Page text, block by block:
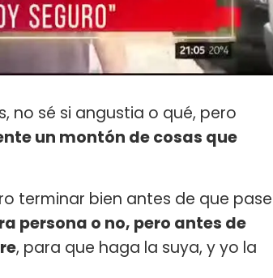
no sé si angustia o qué, pero
un montón de cosas que
terminar bien antes de que pase
persona o no, pero antes de
, para que haga la suya, y yo la